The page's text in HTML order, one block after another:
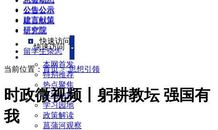
公告公示
建言献策
研究院
快速访问
本网首发
特别推荐
热点聚焦
各地动态
学习园地
政策解读
菖蒲河观察
公告公示
建言献策
研究院
快速访问
留学生杂志
当前位置： 首页>思想引领
时政微视频丨躬耕教坛 强国有
我